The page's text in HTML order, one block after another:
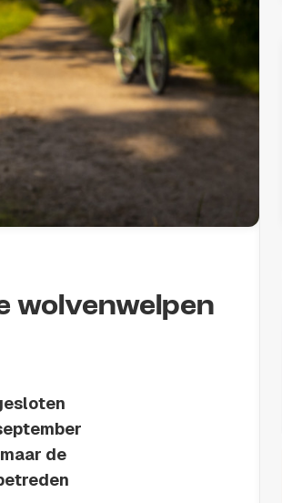
wolvenwelpen
de